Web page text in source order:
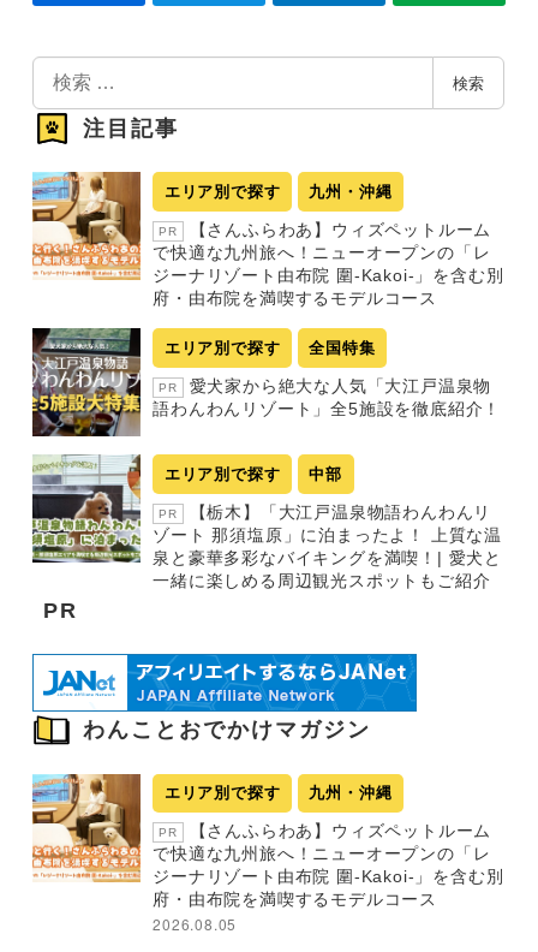
索
検索
注目記事
エリア別で探す 九州・沖縄
PR
【さんふらわあ】ウィズペットルーム
で快適な九州旅へ！ニューオープンの「レ
ジーナリゾート由布院 圍-Kakoi-」を含む別
府・由布院を満喫するモデルコース
エリア別で探す 全国特集
PR
愛犬家から絶大な人気「大江戸温泉物
語わんわんリゾート」全5施設を徹底紹介！
エリア別で探す 中部
PR
【栃木】「大江戸温泉物語わんわんリ
ゾート 那須塩原」に泊まったよ！ 上質な温
泉と豪華多彩なバイキングを満喫！| 愛犬と
一緒に楽しめる周辺観光スポットもご紹介
PR
わんことおでかけマガジン
エリア別で探す 九州・沖縄
PR
【さんふらわあ】ウィズペットルーム
で快適な九州旅へ！ニューオープンの「レ
ジーナリゾート由布院 圍-Kakoi-」を含む別
府・由布院を満喫するモデルコース
2026.08.05